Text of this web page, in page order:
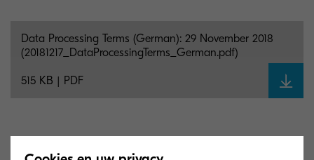
Data Processing Terms (German): 29 November 2018
(20181217_DataProcessingTerms_German.pdf)
515 KB | PDF